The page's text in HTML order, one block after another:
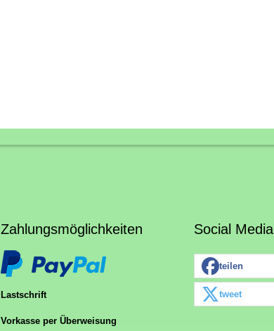
Zahlungsmöglichkeiten
Lastschrift
Vorkasse per Überweisung
Social Media
teilen
tweet